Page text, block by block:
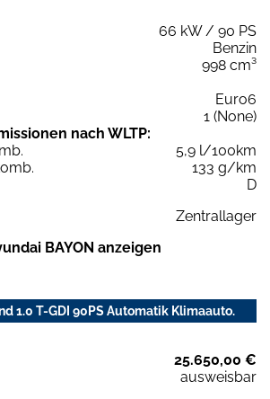
66 kW / 90 PS
Benzin
998 cm³
Euro6
1 (None)
nach WLTP:
5,9 l/100km
133 g/km
D
Zentrallager
BAYON anzeigen
1.0 T-GDI 90PS Automatik Klimaauto.
25.650,00 €
ausweisbar